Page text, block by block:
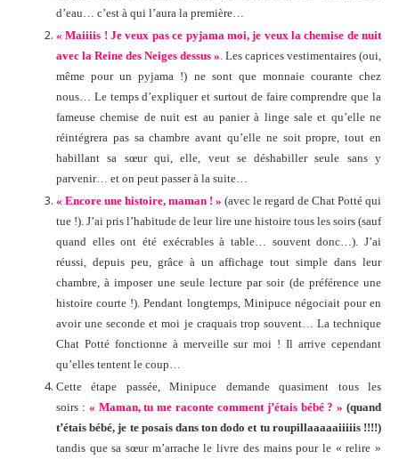
d’eau… c’est à qui l’aura la première…
« Maiiiis ! Je veux pas ce pyjama moi, je veux la chemise de nuit
avec la Reine des Neiges dessus ». Les caprices vestimentaires (oui,
même pour un pyjama !) ne sont que monnaie courante chez
nous… Le temps d’expliquer et surtout de faire comprendre que la
fameuse chemise de nuit est au panier à linge sale et qu’elle ne
réintégrera pas sa chambre avant qu’elle ne soit propre, tout en
habillant sa sœur qui, elle, veut se déshabiller seule sans y
parvenir… et on peut passer à la suite…
« Encore une histoire, maman ! » (avec le regard de Chat Potté qui
tue !). J’ai pris l’habitude de leur lire une histoire tous les soirs (sauf
quand elles ont été exécrables à table… souvent donc…). J’ai
réussi, depuis peu, grâce à un affichage tout simple dans leur
chambre, à imposer une seule lecture par soir (de préférence une
histoire courte !). Pendant longtemps, Minipuce négociait pour en
avoir une seconde et moi je craquais trop souvent… La technique
Chat Potté fonctionne à merveille sur moi ! Il arrive cependant
qu’elles tentent le coup…
Cette étape passée, Minipuce demande quasiment tous les
soirs : « Maman, tu me raconte comment j’étais bébé ? » (quand
t’étais bébé, je te posais dans ton dodo et tu roupillaaaaaiiiiis !!!!)
tandis que sa sœur m’arrache le livre des mains pour le « relire »